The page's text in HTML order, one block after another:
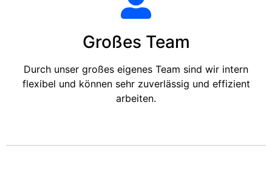
Großes Team
Durch unser großes eigenes Team sind wir intern
flexibel und können sehr zuverlässig und effizient
arbeiten.